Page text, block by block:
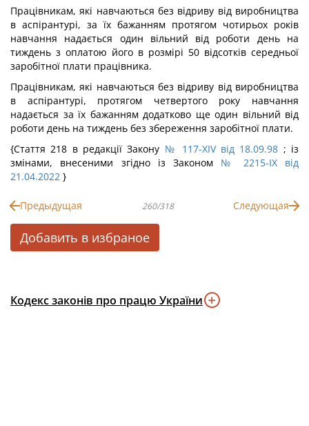
Працівникам, які навчаються без відриву від виробництва
в аспірантурі, за їх бажанням протягом чотирьох років
навчання надається один вільний від роботи день на
тиждень з оплатою його в розмірі 50 відсотків середньої
заробітної плати працівника.
Працівникам, які навчаються без відриву від виробництва
в аспірантурі, протягом четвертого року навчання
надається за їх бажанням додатково ще один вільний від
роботи день на тиждень без збереження заробітної плати.
{Стаття 218 в редакції Закону № 117-XIV від 18.09.98 ; із
змінами, внесеними згідно із Законом № 2215-IX від
21.04.2022 }
Предыдущая 260/318 Следующая
Добавить в избраное
Кодекс законів про працю України